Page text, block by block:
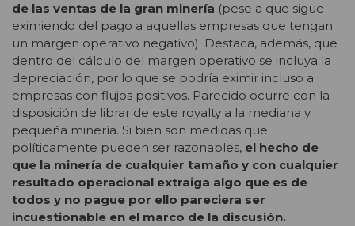
de las ventas de la gran minería (pese a que sigue
eximiendo del pago a aquellas empresas que tengan
un margen operativo negativo). Destaca, además, que
dentro del cálculo del margen operativo se incluya la
depreciación, por lo que se podría eximir incluso a
empresas con flujos positivos. Parecido ocurre con la
disposición de librar de este royalty a la mediana y
pequeña minería. Si bien son medidas que
políticamente pueden ser razonables, el hecho de
que la minería de cualquier tamaño y con cualquier
resultado operacional extraiga algo que es de
todos y no pague por ello pareciera ser
incuestionable en el marco de la discusión.